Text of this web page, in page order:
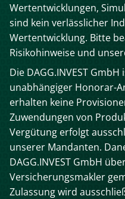
Wertentwicklungen,
sind kein verlässlicher
Wertentwicklung. Bitte
Risikohinweise und
Die DAGG.INVEST
unabhängiger Honorar-
erhalten keine
Zuwendungen von
Vergütung erfolgt
unserer Mandanten.
DAGG.INVEST GmbH
Versicherungsmakler
Zulassung wird